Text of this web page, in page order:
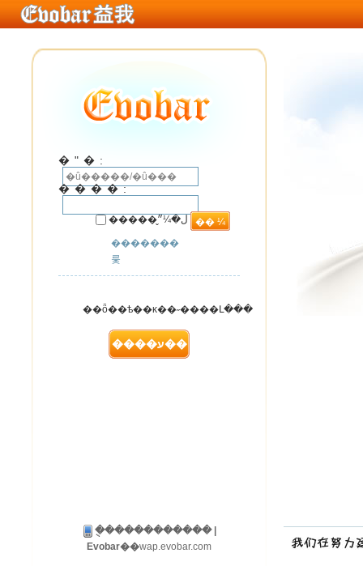
�ʺ�:
����:
�����ڵ�¼״̬
�������
룿
��ȫ��ѣ��κ��˶����Լ���
����ע��
�ֻ����������� |
Evobar��wap.evobar.com